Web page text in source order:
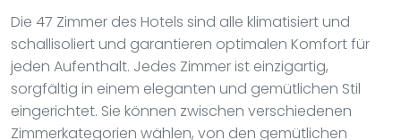
Die 47 Zimmer des Hotels sind alle klimatisiert und
schallisoliert und garantieren optimalen Komfort für
jeden Aufenthalt. Jedes Zimmer ist einzigartig,
sorgfältig in einem eleganten und gemütlichen Stil
eingerichtet. Sie können zwischen verschiedenen
Zimmerkategorien wählen, von den gemütlichen